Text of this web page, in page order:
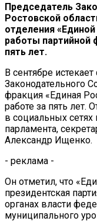
Председатель
Ростовской
отделения
работы партийной
пять лет.
В сентябре
Законодательного
фракция «Единая
работе за пять лет.
в социальных сетях
парламента,
Александр Ищенко.
- реклама -
Он отметил, что
президентская
органах власти
муниципального